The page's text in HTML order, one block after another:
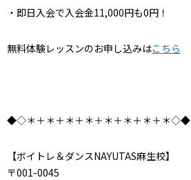
・即日入会で入会金11,000円も0円！
無料体験レッスンのお申し込みはこちら
◆◇＊＋＊＋＊＋＊＋＊＋＊＋＊＋＊◇◆
【ボイトレ＆ダンスNAYUTAS麻生校】
〒001-0045